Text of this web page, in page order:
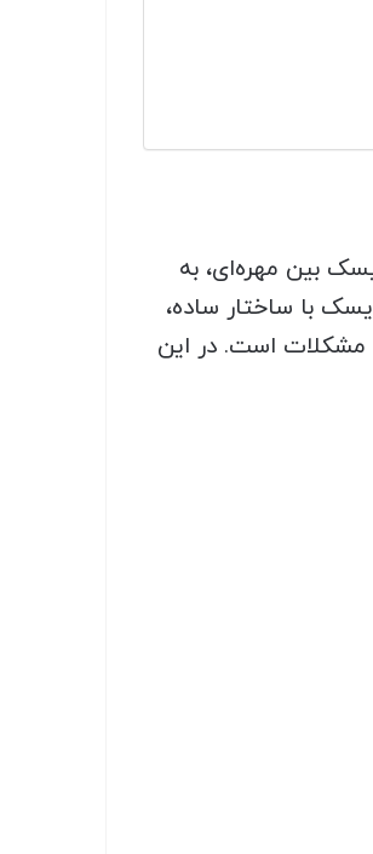
دیسک بین مهره‌ای، به
با ساختار ساده،
مشکلات است. در این